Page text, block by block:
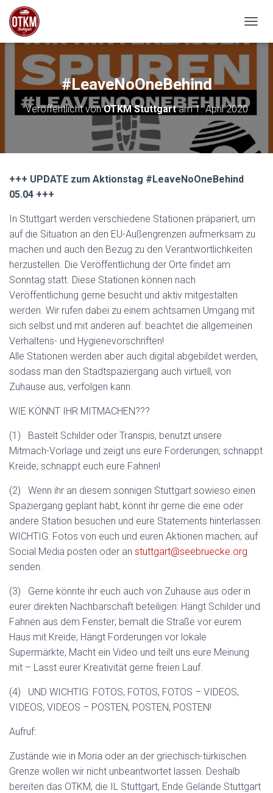
#LeaveNoOneBehind
Veröffentlicht vonOTKM Stuttgartam1. April 2020
+++ UPDATE zum Aktionstag #LeaveNoOneBehind
05.04 +++
In Stuttgart werden verschiedene Stationen präpariert, um
auf die Situation an den EU-Außengrenzen aufmerksam zu
machen und auch den Bezug zu den Verantwortlichkeiten
herzustellen. Die Veröffentlichung der Orte findet am
Sonntag statt. Diese Stationen können nach
Veröffentlichung gerne besucht und aktiv mitgestalten
werden. Wir rufen dabei zu einem achtsamen Umgang mit
sich selbst und mit anderen auf: beachtet die allgemeinen
Verhaltens- und Hygienevorschriften!
Alle Stationen werden aber auch digital abgebildet werden,
sodass man den Stadtspaziergang auch virtuell, von
Zuhause aus, verfolgen kann.
WIE KÖNNT IHR MITMACHEN???
(1) Bastelt Schilder oder Transpis, benutzt unsere
Mitmach-Vorlage und zeigt uns eure Forderungen; schnappt
Kreide; schnappt euch eure Fahnen!
(2) Wenn ihr an diesem sonnigen Stuttgart sowieso einen
Spaziergang geplant habt, könnt ihr gerne die eine oder
andere Station besuchen und eure Statements hinterlassen:
WICHTIG: Fotos von euch und euren Aktionen machen; auf
Social Media posten oder an stuttgart@seebruecke.org
senden.
(3) Gerne könnte ihr euch auch von Zuhause aus oder in
eurer direkten Nachbarschaft beteiligen: Hängt Schilder und
Fahnen aus dem Fenster; bemalt die Straße vor eurem
Haus mit Kreide; Hängt Forderungen vor lokale
Supermärkte, Macht ein Video und teilt uns eure Meinung
mit – Lasst eurer Kreativität gerne freien Lauf.
(4) UND WICHTIG: FOTOS, FOTOS, FOTOS – VIDEOS,
VIDEOS, VIDEOS – POSTEN, POSTEN, POSTEN!
Aufruf:
Zustände wie in Moria oder an der griechisch-türkischen
Grenze wollen wir nicht unbeantwortet lassen. Deshalb
bereiten das OTKM, die IL Stuttgart, Ende Gelände Stuttgart